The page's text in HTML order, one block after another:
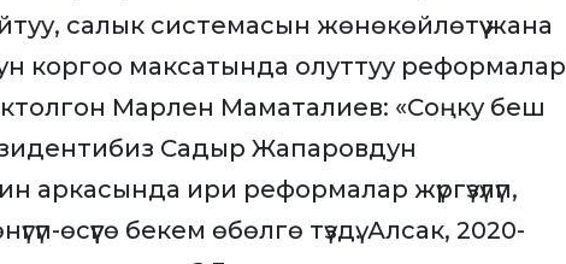
салык системасын жөнөкөйлөтүү жана
коргоо максатында олуттуу реформалар
Марлен Маматалиев: «Соңку беш
Садыр Жапаровдун
аркасында ири реформалар жүргүзүлүп,
өсүүгө бекем өбөлгө түздү. Алсак, 2020-